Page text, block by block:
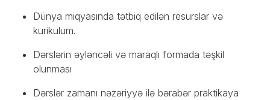
Dünya miqyasında tətbiq edilən resurslar və
kurikulum.
Dərslərin əyləncəli və maraqlı formada təşkil
olunması
Dərslər zamanı nəzəriyyə ilə bərabər praktikaya